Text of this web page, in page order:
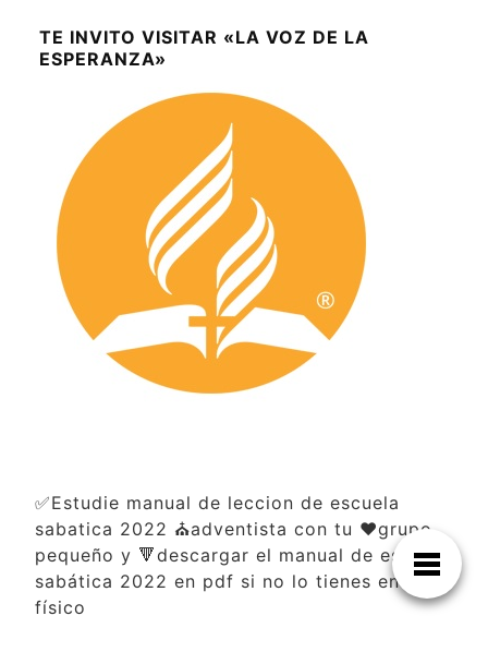
TE INVITO VISITAR «LA VOZ DE LA
ESPERANZA»
✅Estudie manual de leccion de escuela
sabatica 2022 ⛪adventista con tu ❤️grupo
pequeño y 🔻descargar el manual de escuela
sabática 2022 en pdf si no lo tienes en
físico